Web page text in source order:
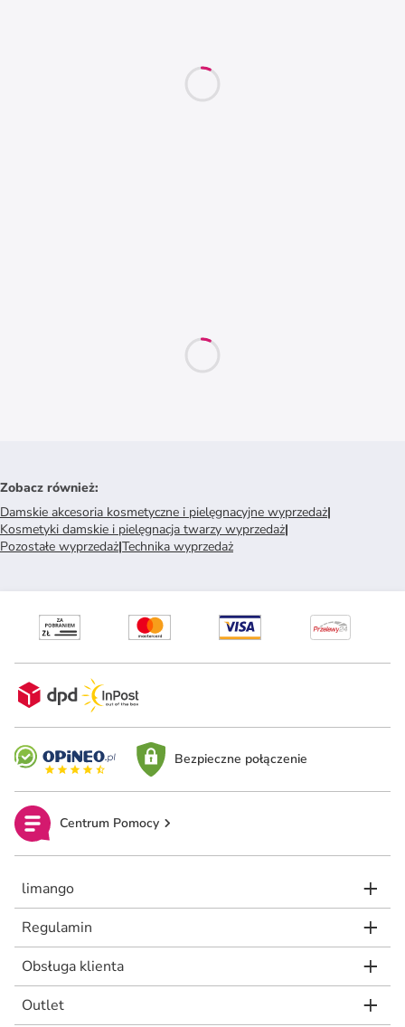
Zobacz również:
Damskie akcesoria kosmetyczne i pielęgnacyjne wyprzedaż|
Kosmetyki damskie i pielęgnacja twarzy wyprzedaż|
Pozostałe wyprzedaż|Technika wyprzedaż
Bezpieczne połączenie
Centrum Pomocy
limango
Regulamin
Obsługa klienta
Outlet